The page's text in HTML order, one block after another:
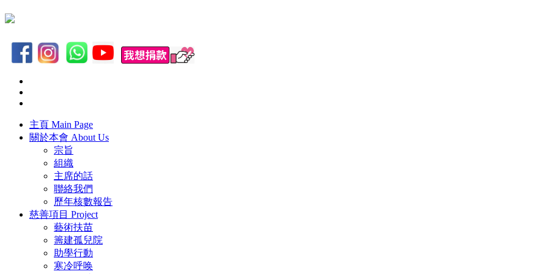
主頁 Main Page
關於本會 About Us
宗旨
組織
主席的話
聯絡我們
歷年核數報告
慈善項目 Project
藝術扶苗
籌建孤兒院
助學行動
寒冷呼唤